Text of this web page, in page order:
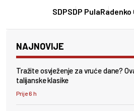
SDPSDP PulaRadenko
NAJNOVIJE
Tražite osvježenje za vruće dane?
talijanske klasike
Prije 6 h